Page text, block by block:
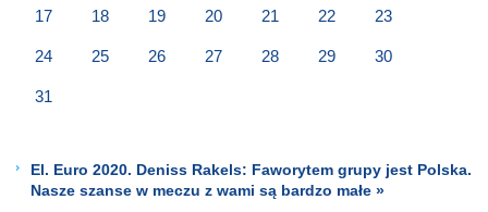
17 18 19 20 21 22 23
24 25 26 27 28 29 30
31
El. Euro 2020. Deniss Rakels: Faworytem grupy jest Polska.
Nasze szanse w meczu z wami są bardzo małe »